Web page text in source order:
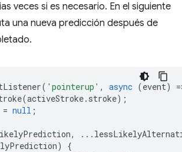
veces si es necesario. En el siguiente
una nueva predicción después de
( 'pointerup' , async (event) =
(activeStroke. stroke);
= null ;
, ...
)
{